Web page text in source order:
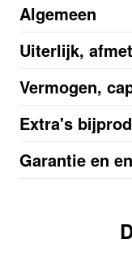
Algemeen
Uiterlijk,
Vermogen,
Extra's
Garantie en